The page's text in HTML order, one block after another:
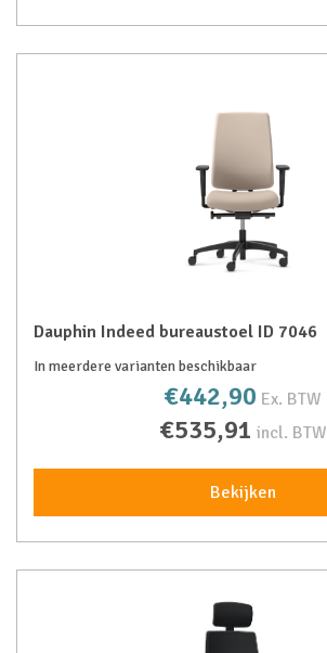
Dauphin Indeed bureaustoel ID 7046
In meerdere varianten beschikbaar
€442,90 Ex. BTW
€535,91 incl. BTW
Bekijken